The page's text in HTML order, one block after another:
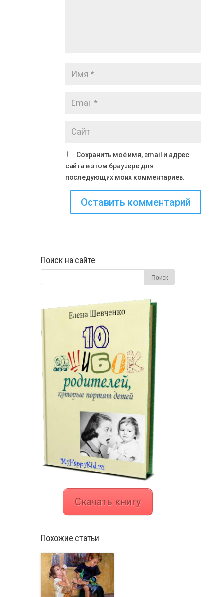
Сохранить моё имя, email и адрес
сайта в этом браузере для
последующих моих комментариев.
Поиск на сайте
Скачать книгу
Похожие статьи